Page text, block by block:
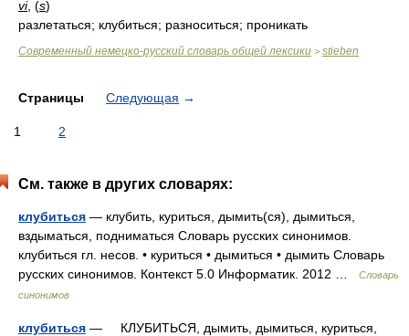
vi, (s)
разлетаться; клубиться; разноситься; проникать
Современный немецко-русский словарь общей лексики > stieben
Страницы Следующая →
1 2
См. также в других словарях:
клубиться — клубить, куриться, дымить(ся), дымиться,
вздыматься, подниматься Словарь русских синонимов.
клубиться гл. несов. • куриться • дымиться • дымить Словарь
русских синонимов. Контекст 5.0 Информатик. 2012 …
Словарь
синонимов
клубиться — КЛУБИТЬСЯ, дымить, дымиться, куриться,